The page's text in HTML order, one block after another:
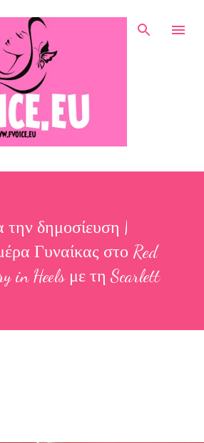
στο κύριο περιεχόμενο
δημοσίευση |
Γυναίκας στο Red
in Heels με τη Scarlett